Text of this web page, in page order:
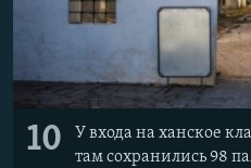
10
У входа на ханское
там сохранились 98